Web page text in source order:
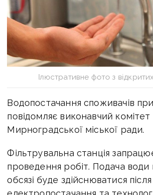
Ілюстративне фото з
Водопостачання споживачів
повідомляє виконавчий комітет
Мирноградської міської ради.
Фільтрувальна станція
проведення робіт. Подача
обсязі буде здійснюватися